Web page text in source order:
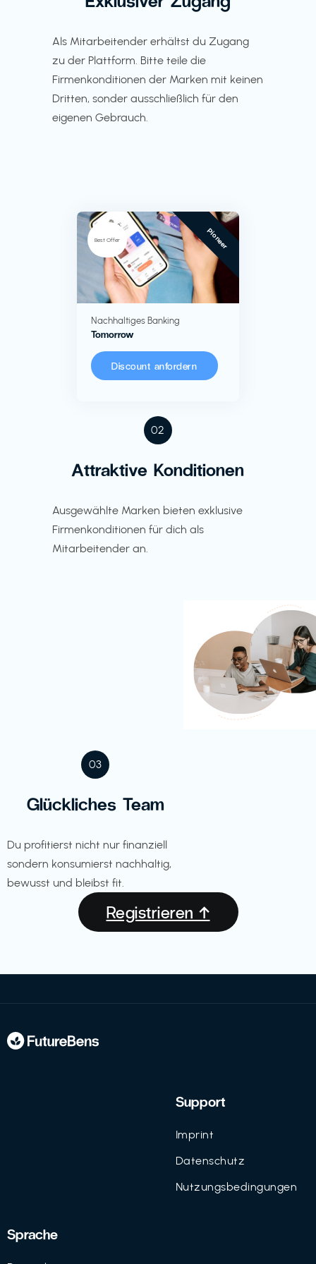
Als Mitarbeitender erhältst du Zugang
zu der Plattform. Bitte teile die
Firmenkonditionen der Marken mit keinen
Dritten, sonder ausschließlich für den
eigenen Gebrauch.
02
Attraktive Konditionen
Ausgewählte Marken bieten exklusive
Firmenkonditionen für dich als
Mitarbeitender an.
Best Offer Pioneer
Nachhaltiges Banking
Tomorrow
Discount anfordern
03
Glückliches Team
Du profitierst nicht nur finanziell
sondern konsumierst nachhaltig,
bewusst und bleibst fit.
Registrieren ↑
Support
Imprint
Datenschutz
Nutzungsbedingungen
Sprache